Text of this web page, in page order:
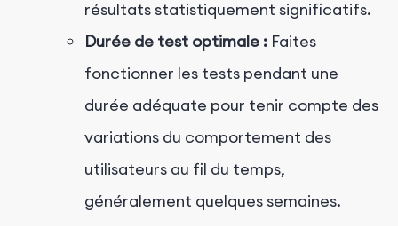
résultats statistiquement significatifs.
Durée de test optimale : Faites
fonctionner les tests pendant une
durée adéquate pour tenir compte des
variations du comportement des
utilisateurs au fil du temps,
généralement quelques semaines.